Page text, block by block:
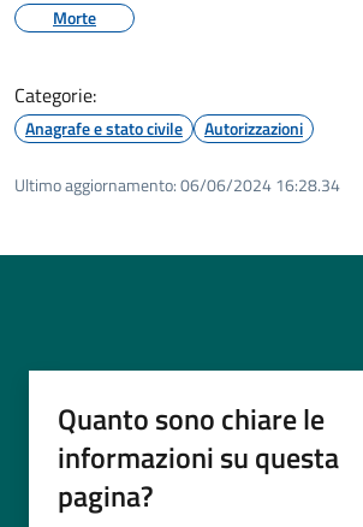
Morte
Categorie:
Anagrafe e stato civile Autorizzazioni
Ultimo aggiornamento:06/06/2024 16:28.34
Quanto sono chiare le
informazioni su questa
pagina?